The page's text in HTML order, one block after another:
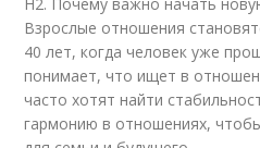
Взрослые отношения
40 лет, когда человек уже
понимает, что ищет в
часто хотят найти
гармонию в отношениях,